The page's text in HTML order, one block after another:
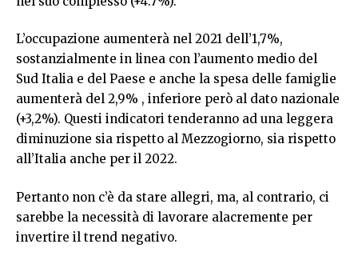
L’occupazione aumenterà nel 2021 dell’1,7%,
sostanzialmente in linea con l’aumento medio del
Sud Italia e del Paese e anche la spesa delle famiglie
aumenterà del 2,9% , inferiore però al dato nazionale
(+3,2%). Questi indicatori tenderanno ad una leggera
diminuzione sia rispetto al Mezzogiorno, sia rispetto
all’Italia anche per il 2022.
Pertanto non c’è da stare allegri, ma, al contrario, ci
sarebbe la necessità di lavorare alacremente per
invertire il trend negativo.